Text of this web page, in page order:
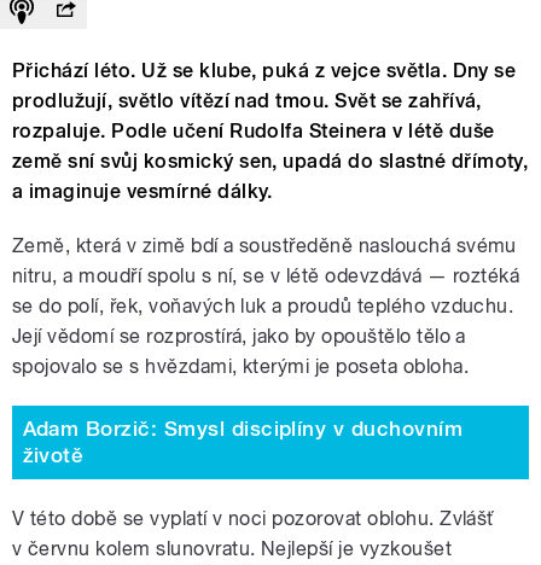
Přichází léto. Už se klube, puká z vejce světla. Dny se
prodlužují, světlo vítězí nad tmou. Svět se zahřívá,
rozpaluje. Podle učení Rudolfa Steinera v létě duše
země sní svůj kosmický sen, upadá do slastné dřímoty,
a imaginuje vesmírné dálky.
Země, která v zimě bdí a soustředěně naslouchá svému
nitru, a moudří spolu s ní, se v létě odevzdává — roztéká
se do polí, řek, voňavých luk a proudů teplého vzduchu.
Její vědomí se rozprostírá, jako by opouštělo tělo a
spojovalo se s hvězdami, kterými je poseta obloha.
Adam Borzič: Smysl disciplíny v duchovním
životě
V této době se vyplatí v noci pozorovat oblohu. Zvlášť
v červnu kolem slunovratu. Nejlepší je vyzkoušet